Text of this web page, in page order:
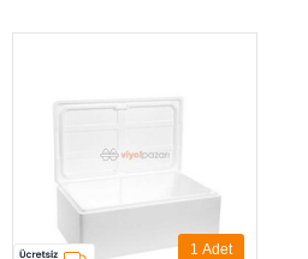
1 Adet